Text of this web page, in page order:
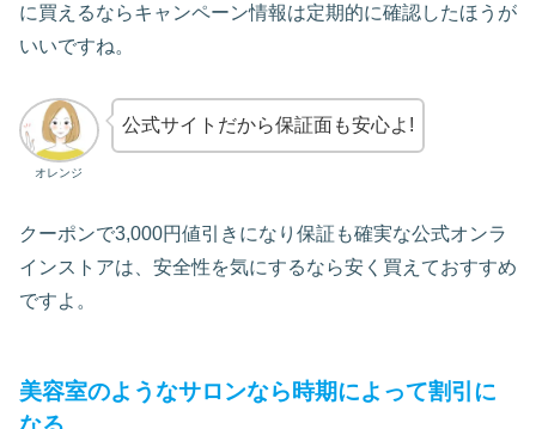
に買えるならキャンペーン情報は定期的に確認したほうが
いいですね。
オレンジ
公式サイトだから保証面も安心よ!
クーポンで3,000円値引きになり保証も確実な公式オンラ
インストアは、安全性を気にするなら安く買えておすすめ
ですよ。
美容室のようなサロンなら時期によって割引に